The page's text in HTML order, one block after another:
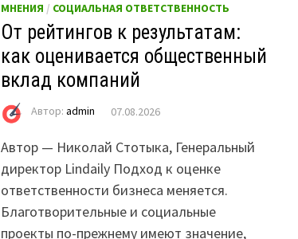
МНЕНИЯ / СОЦИАЛЬНАЯ ОТВЕТСТВЕННОСТЬ
От рейтингов к результатам:
как оценивается общественный
вклад компаний
Автор: admin 07.08.2026
Автор — Николай Стотыка, Генеральный
директор Lindaily Подход к оценке
ответственности бизнеса меняется.
Благотворительные и социальные
проекты по-прежнему имеют значение,